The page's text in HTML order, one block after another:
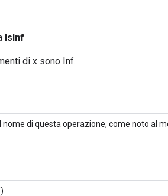
IsInf
di x sono Inf.
Il nome di questa operazione, come noto al